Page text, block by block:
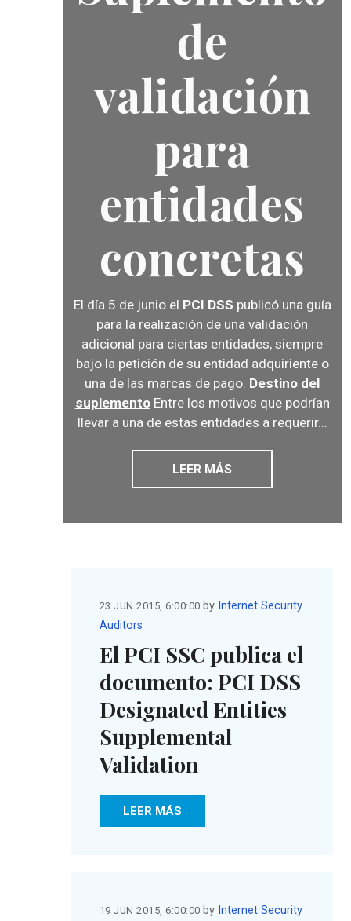
de
validación
para
entidades
concretas
El día 5 de junio el PCI DSS publicó una guía
para la realización de una validación
adicional para ciertas entidades, siempre
bajo la petición de su entidad adquiriente o
una de las marcas de pago. Destino del
suplementoEntre los motivos que podrían
llevar a una de estas entidades a requerir...
LEER MÁS
23 JUN 2015, 6:00:00 by Internet Security
Auditors
El PCI SSC publica el
documento: PCI DSS
Designated Entities
Supplemental
Validation
LEER MÁS
19 JUN 2015, 6:00:00 by Internet Security